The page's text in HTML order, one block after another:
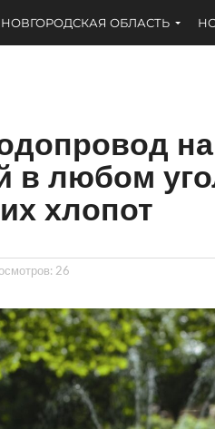
НОВГОРОДСКАЯ ОБЛАСТЬ
в любом
хлопот
26